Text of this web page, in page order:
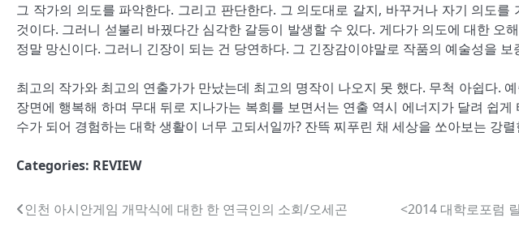
그 작가의 의도를 파악한다. 그리고 판단한다. 그 의도대로 갈지, 바꾸거나 자기 의도
것이다. 그러니 섣불리 바꿨다간 심각한 갈등이 발생할 수 있다. 게다가 의도에 대한 오
정말 망신이다. 그러니 긴장이 되는 건 당연하다. 그 긴장감이야말로 작품의 예술성을
최고의 작가와 최고의 연출가가 만났는데 최고의 명작이 나오지 못 했다. 무척 아쉽다.
장면에 행복해 하며 무대 뒤로 지나가는 복희를 보면서는 연출 역시 에너지가 달려 쉽
수가 되어 경험하는 대학 생활이 너무 고되서일까? 잔뜩 찌푸린 채 세상을 쏘아보는 강
Categories: REVIEW
글인천 아시안게임 개막식에 대한 한 연극인의 소회/오세곤
<2014 대학로포럼